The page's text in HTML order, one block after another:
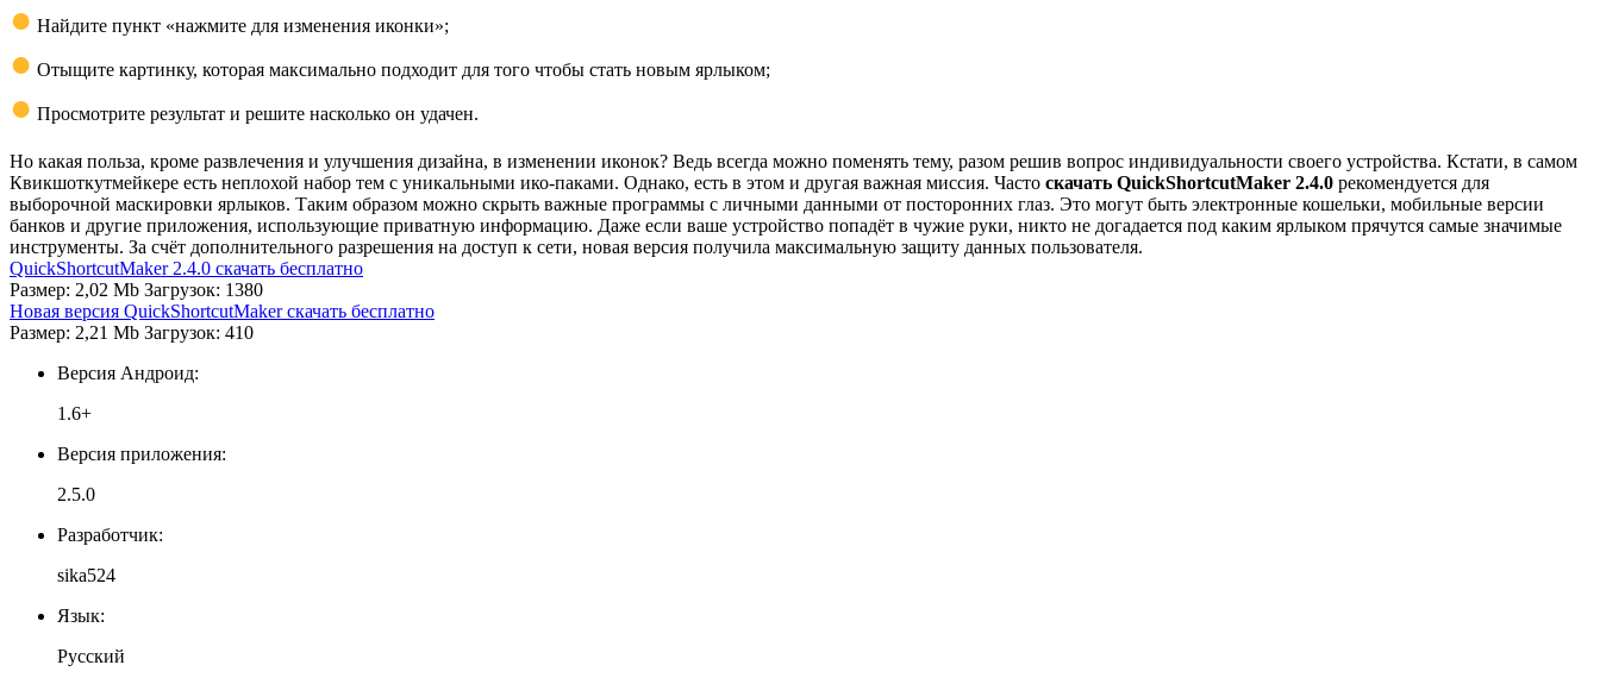
● Найдите пункт «нажмите для изменения иконки»;
● Отыщите картинку, которая максимально подходит для того чтобы стать новым ярлыком;
● Просмотрите результат и решите насколько он удачен.
Но какая польза, кроме развлечения и улучшения дизайна, в изменении иконок? Ведь всегда можно поменять тему, разом решив вопрос индивидуальности своего устройства. Кстати, в самом
Квикшоткутмейкере есть неплохой набор тем с уникальными ико-паками. Однако, есть в этом и другая важная миссия. Часто скачать QuickShortcutMaker 2.4.0 рекомендуется для
выборочной маскировки ярлыков. Таким образом можно скрыть важные программы с личными данными от посторонних глаз. Это могут быть электронные кошельки, мобильные версии
банков и другие приложения, использующие приватную информацию. Даже если ваше устройство попадёт в чужие руки, никто не догадается под каким ярлыком прячутся самые значимые
инструменты. За счёт дополнительного разрешения на доступ к сети, новая версия получила максимальную защиту данных пользователя.
QuickShortcutMaker 2.4.0 скачать бесплатно
Размер: 2,02 Mb Загрузок: 1380
Новая версия QuickShortcutMaker скачать бесплатно
Размер: 2,21 Mb Загрузок: 410
Версия Андроид:
1.6+
Версия приложения:
2.5.0
Разработчик:
sika524
Язык:
Русский